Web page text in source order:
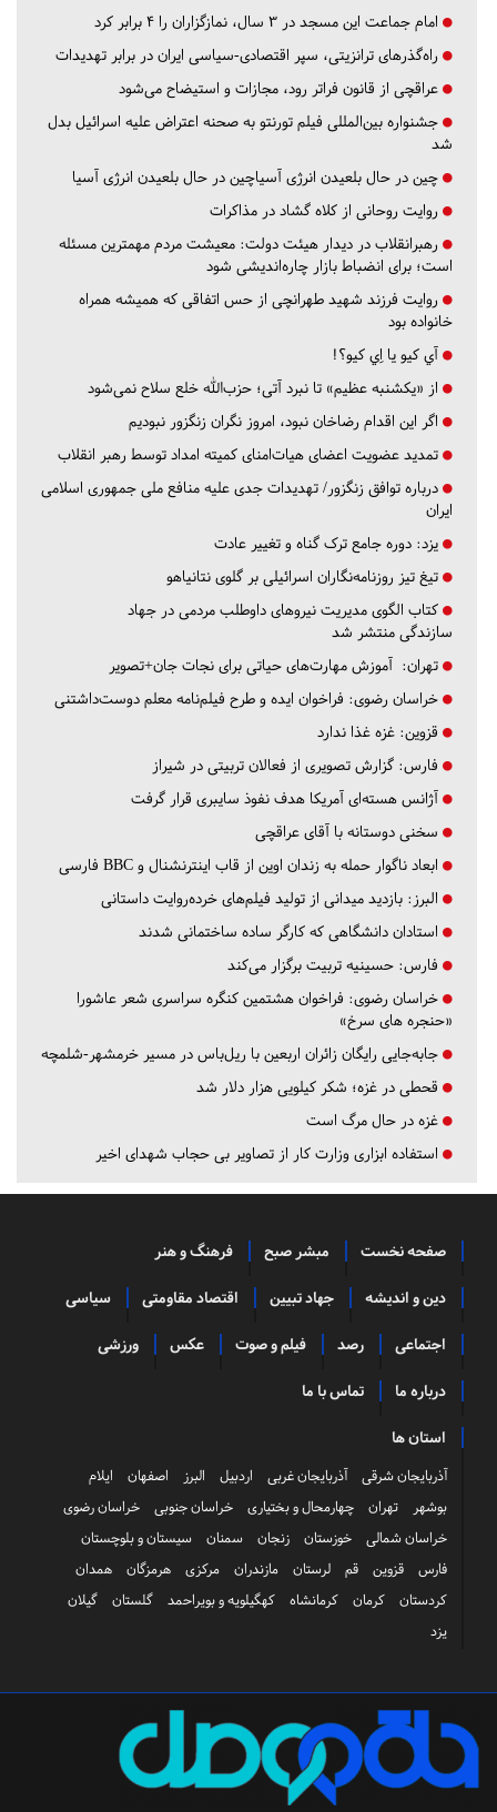
امام جماعت این مسجد در ۳ سال، نمازگزاران را ۴ برابر کرد
راه‌گذرهای ترانزیتی، سپر اقتصادی-سیاسی ایران در برابر تهدیدات
عراقچی از قانون فراتر رود، مجازات و استیضاح می‌شود
جشنواره بین‌المللی فیلم تورنتو به صحنه اعتراض علیه اسرائیل بدل
شد
چین در حال بلعیدن انرژی آسیاچین در حال بلعیدن انرژی آسیا
روایت روحانی از کلاه گشاد در مذاکرات
رهبرانقلاب در دیدار هیئت دولت: معیشت مردم مهمترین مسئله
است؛ برای انضباط بازار چاره‌اندیشی شود
روایت فرزند شهید طهرانچی از حس اتفاقی که همیشه همراه
خانواده بود
آي كيو يا اِي كيو؟!
از «یکشنبه عظیم» تا نبرد آتی؛ حزب‌الله خلع سلاح نمی‌شود
اگر این اقدام رضاخان نبود، امروز نگران زنگزور نبودیم
تمدید عضویت اعضای هیات‌امنای کمیته امداد توسط رهبر انقلاب
درباره توافق زنگزور/ تهدیدات جدی علیه منافع ملی جمهوری اسلامی
ایران
یزد: دوره جامع ترک گناه و تغییر عادت
تیغ تیز روزنامه‌نگاران اسرائیلی بر گلوی نتانیاهو
کتاب الگوی مدیریت نیروهای داوطلب مردمی در جهاد
سازندگی منتشر شد
تهران: آموزش مهارت‌های حیاتی برای نجات جان+تصویر
خراسان رضوی: فراخوان ایده و طرح فیلم‌نامه معلم دوست‌داشتنی
قزوین: غزه غذا ندارد
فارس: گزارش تصویری از فعالان تربیتی در شیراز
آژانس هسته‌ای آمریکا هدف نفوذ سایبری قرار گرفت
سخنی دوستانه با آقای عراقچی
ابعاد ناگوار حمله به زندان اوین از قاب اینترنشنال و BBC فارسی
البرز: بازدید میدانی از تولید فیلم‌های خرده‌روایت داستانی
استادان دانشگاهی که کارگر ساده ساختمانی شدند
فارس: حسینیه تربیت برگزار می‌کند
خراسان رضوی: فراخوان هشتمین کنگره سراسری شعر عاشورا
«حنجره های سرخ»
جابه‌جایی رایگان زائران اربعین با ریل‌باس در مسیر خرمشهر-شلمچه
قحطی در غزه؛ شکر کیلویی هزار دلار شد
غزه در حال مرگ است
استفاده ابزاری وزارت کار از تصاویر بی حجاب شهدای اخیر
صفحه نخست مبشر صبح فرهنگ و هنر
دین و اندیشه جهاد تبیین اقتصاد مقاومتی سیاسی
اجتماعی رصد فیلم و صوت عکس ورزشی
درباره ما تماس با ما
استان ها
آذربایجان شرقی آذربایجان غربی اردبیل البرز اصفهان
ایلام
بوشهر
تهران چهارمحال و بختیاری خراسان جنوبی
خراسان رضوی
خراسان شمالی
خوزستان زنجان سمنان
سیستان و بلوچستان
فارس
قزوین قم لرستان مازندران مرکزی هرمزگان
همدان
کردستان
کرمان کرمانشاه کهگیلویه و بویراحمد گلستان
گیلان
یزد